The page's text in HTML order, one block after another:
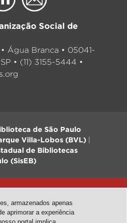
Social de
Água Branca • 05041-
• (11) 3155-5444 •
de São Paulo
Villa-Lobos (BVL)
de Bibliotecas
(SisEB)
| Arte: Passarim db
armazenados apenas
aprimorar a experiência